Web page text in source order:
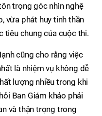
trọng góc nhìn nghệ
vừa phát huy tinh thần
tiêu chung của cuộc thi.
cũng cho rằng việc
là nhiệm vụ không dễ
lượng nhiều trong khi
Ban Giám khảo phải
và thận trọng trong